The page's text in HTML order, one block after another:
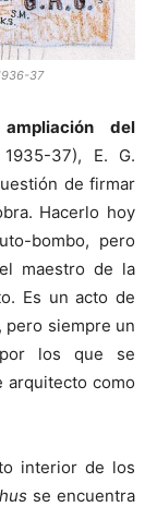
37
ampliación del
1935-37), E. G.
de firmar
Hacerlo hoy
bombo, pero
maestro de la
Es un acto de
pero siempre un
los que se
como
interior de los
se encuentra